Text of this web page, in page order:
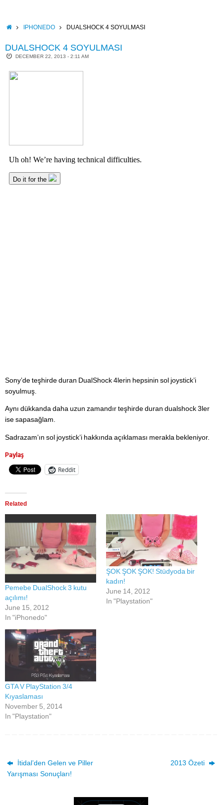
contentHOMEIPHONEDO DUALSHOCK 4 SOYULMASI
DUALSHOCK 4 SOYULMASI
DECEMBER 22, 2013 - 2:11 AM
Sony’de teşhirde duran DualShock 4lerin hepsinin sol joystick’i
soyulmuş.
Aynı dükkanda daha uzun zamandır teşhirde duran dualshock 3ler
ise sapasağlam.
Sadrazam’ın sol joystick’i hakkında açıklaması merakla bekleniyor.
Paylaş
Reddit
Related
Pemebe DualShock 3 kutu
açılımı!
June 15, 2012
In "iPhonedo"
ŞOK ŞOK ŞOK! Stüdyoda bir
kadın!
June 14, 2012
In "Playstation"
GTA V PlayStation 3/4
Kıyaslaması
November 5, 2014
In "Playstation"
İtidal’den Gelen ve Piller
Yarışması Sonuçları!
2013 Özeti